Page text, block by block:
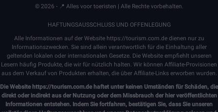
© 2026 - 📍 Alles voor toeristen | Alle Rechte vorbehalten.
HAFTUNGSAUSSCHLUSS UND OFFENLEGUNG
Alle Informationen auf der Website https://tourism.com.dedienen nur zu
Informationszwecken. Sie sind allein verantwortlich für die Einhaltung aller
geltenden lokalen oder internationalen Gesetze. Die Website empfiehlt unseren
Lesern häufig Produkte, die wir für nützlich halten. Wir können Affiliate-Provisionen
aus dem Verkauf von Produkten erhalten, die über Affiliate-Links erworben wurden.
Die Website https://tourism.com.dehaftet unter keinen Umständen für Schäden, die
direkt oder indirekt aus der Nutzung oder dem Missbrauch der hier veröffentlichten
Informationen entstehen. Indem Sie fortfahren, bestätigen Sie, dass Sie unseren